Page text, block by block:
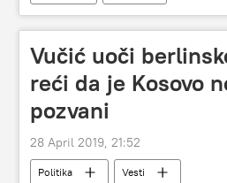
Vučić uoči
reći da je Kosovo
pozvani
28 April 2019, 21:52
Politika Vesti